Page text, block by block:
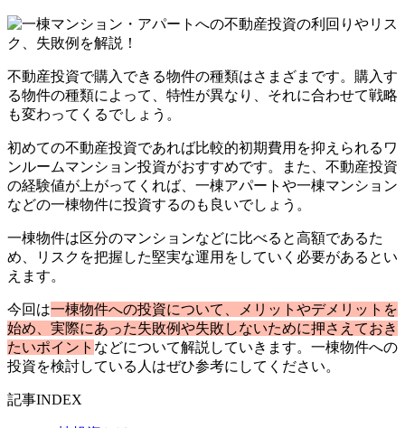
不動産投資で購入できる物件の種類はさまざまです。購入す
る物件の種類によって、特性が異なり、それに合わせて戦略
も変わってくるでしょう。
初めての不動産投資であれば比較的初期費用を抑えられるワ
ンルームマンション投資がおすすめです。また、不動産投資
の経験値が上がってくれば、一棟アパートや一棟マンション
などの一棟物件に投資するのも良いでしょう。
一棟物件は区分のマンションなどに比べると高額であるた
め、リスクを把握した堅実な運用をしていく必要があるとい
えます。
今回は一棟物件への投資について、メリットやデメリットを
始め、実際にあった失敗例や失敗しないために押さえておき
たいポイント などについて解説していきます。一棟物件への
投資を検討している人はぜひ参考にしてください。
記事INDEX